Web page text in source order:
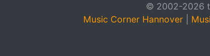
© 2002-2026
Music Corner Hannover